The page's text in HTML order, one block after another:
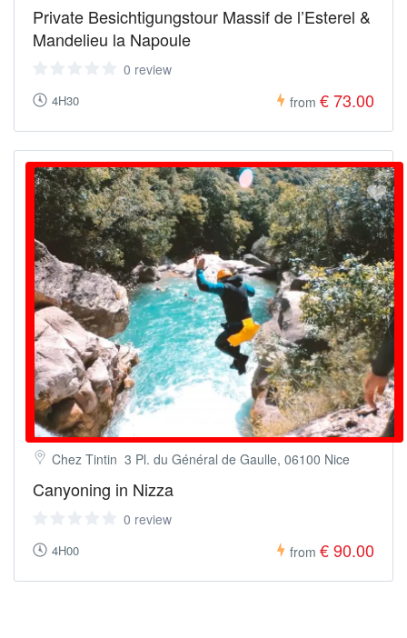
Chez Tintin 3 Pl. du Général de Gaulle, 06100 Nice
Canyoning in Nizza
0 review
4H00 from € 90.00
Private Besichtigungstour Massif de l’Esterel &
Mandelieu la Napoule
0 review
4H30 from € 73.00